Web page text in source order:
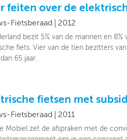
feiten over de
Fietsberaad 2012
bezit 5% van de mannen en
fiets. Vier van de tien bezitters
65 jaar.
fietsen met
Fietsberaad 2011
Mobiel zet de afspraken met de